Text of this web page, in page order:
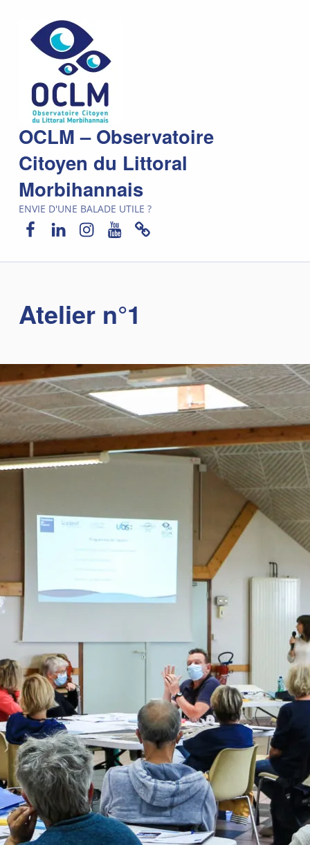
OCLM – Observatoire
Citoyen du Littoral
Morbihannais
ENVIE D'UNE BALADE UTILE ?
Facebook
LinkedInInstagram
YouTubeNewsletter
Atelier n°1